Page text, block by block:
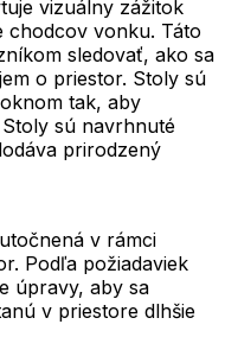
vizuálny zážitok
chodcov vonku. Táto
sledovať, ako sa
o priestor. Stoly sú
tak, aby
sú navrhnuté
prirodzený
v rámci
Podľa požiadaviek
úpravy, aby sa
v priestore dlhšie